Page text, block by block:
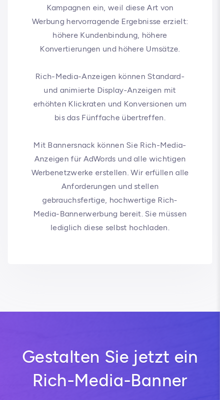
Kampagnen ein, weil diese Art von
Werbung hervorragende Ergebnisse erzielt:
höhere Kundenbindung, höhere
Konvertierungen und höhere Umsätze.
Rich-Media-Anzeigen können Standard-
und animierte Display-Anzeigen mit
erhöhten Klickraten und Konversionen um
bis das Fünffache übertreffen.
Mit Bannersnack können Sie Rich-Media-
Anzeigen für AdWords und alle wichtigen
Werbenetzwerke erstellen. Wir erfüllen alle
Anforderungen und stellen
gebrauchsfertige, hochwertige Rich-
Media-Bannerwerbung bereit. Sie müssen
lediglich diese selbst hochladen.
Gestalten Sie jetzt ein
Rich-Media-Banner